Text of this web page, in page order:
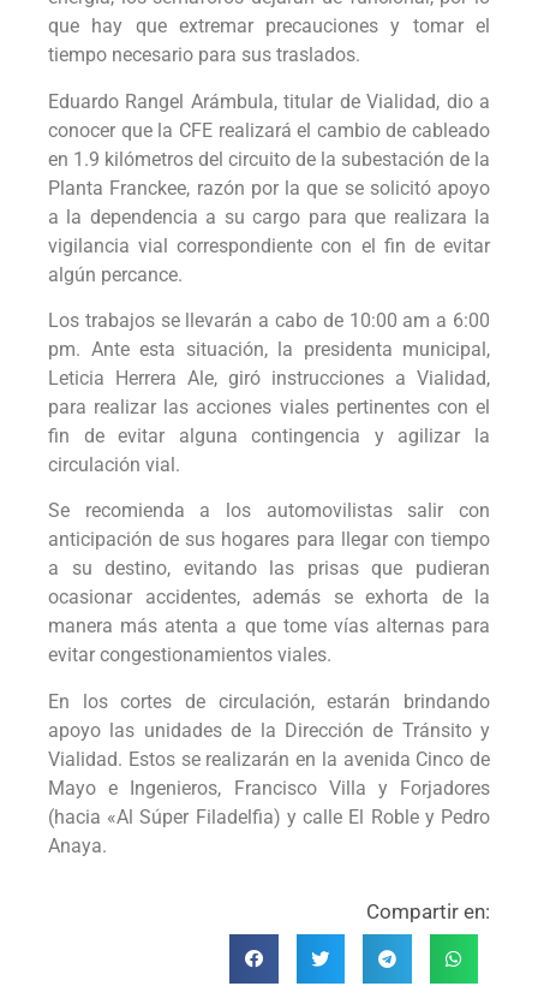
que hay que extremar precauciones y tomar el
tiempo necesario para sus traslados.
Eduardo Rangel Arámbula, titular de Vialidad, dio a
conocer que la CFE realizará el cambio de cableado
en 1.9 kilómetros del circuito de la subestación de la
Planta Franckee, razón por la que se solicitó apoyo
a la dependencia a su cargo para que realizara la
vigilancia vial correspondiente con el fin de evitar
algún percance.
Los trabajos se llevarán a cabo de 10:00 am a 6:00
pm. Ante esta situación, la presidenta municipal,
Leticia Herrera Ale, giró instrucciones a Vialidad,
para realizar las acciones viales pertinentes con el
fin de evitar alguna contingencia y agilizar la
circulación vial.
Se recomienda a los automovilistas salir con
anticipación de sus hogares para llegar con tiempo
a su destino, evitando las prisas que pudieran
ocasionar accidentes, además se exhorta de la
manera más atenta a que tome vías alternas para
evitar congestionamientos viales.
En los cortes de circulación, estarán brindando
apoyo las unidades de la Dirección de Tránsito y
Vialidad. Estos se realizarán en la avenida Cinco de
Mayo e Ingenieros, Francisco Villa y Forjadores
(hacia «Al Súper Filadelfia) y calle El Roble y Pedro
Anaya.
Compartir en: